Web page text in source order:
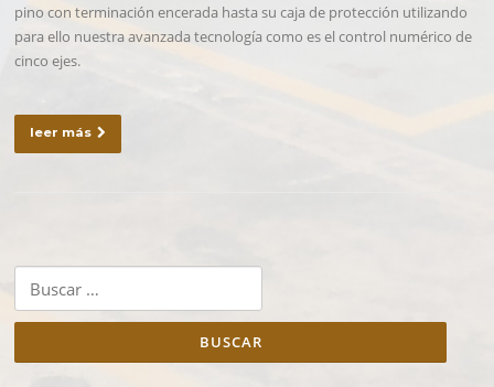
pino con terminación encerada hasta su caja de protección utilizando
para ello nuestra avanzada tecnología como es el control numérico de
cinco ejes.
leer más